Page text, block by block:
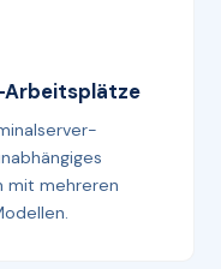
Arbeitsplätze
mit mehreren